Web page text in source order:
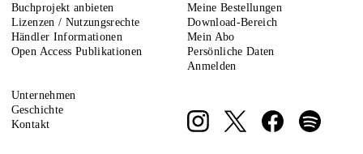
Buchprojekt anbieten
Lizenzen / Nutzungsrechte
Händler Informationen
Open Access Publikationen
Meine Bestellungen
Download-Bereich
Mein Abo
Persönliche Daten
Anmelden
Unternehmen
Geschichte
Kontakt